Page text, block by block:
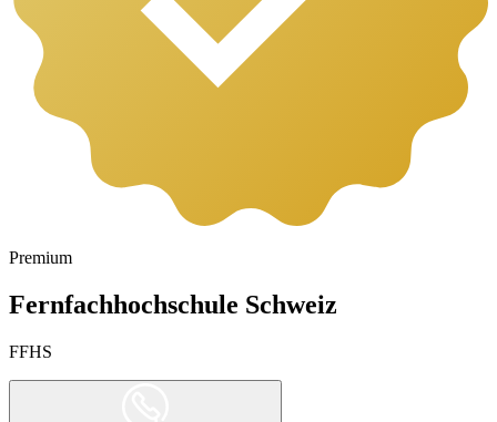
Premium
Fernfachhochschule Schweiz
FFHS